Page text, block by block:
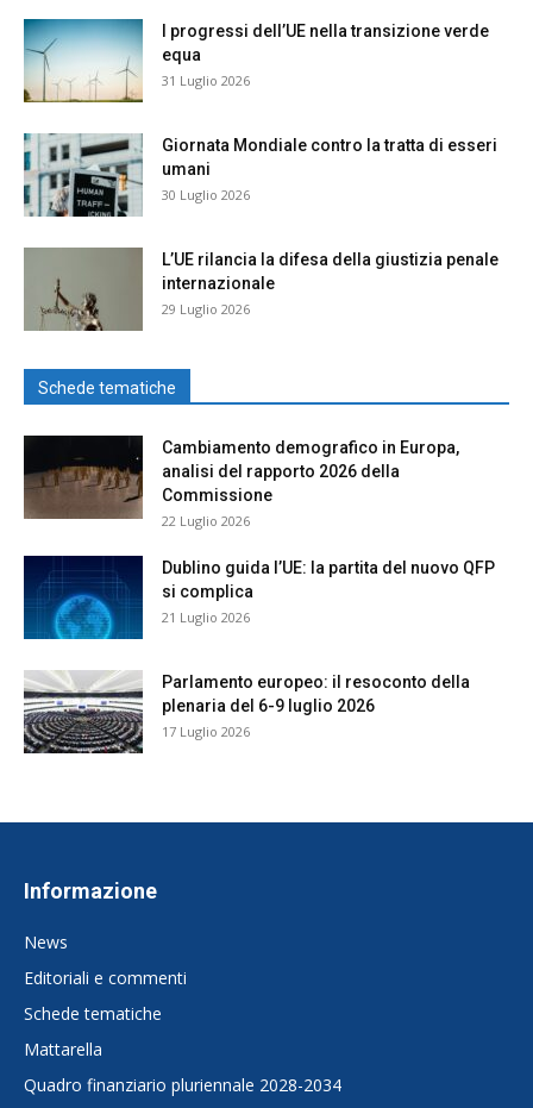
I progressi dell’UE nella transizione verde
equa
31 Luglio 2026
Giornata Mondiale contro la tratta di esseri
umani
30 Luglio 2026
L’UE rilancia la difesa della giustizia penale
internazionale
29 Luglio 2026
Schede tematiche
Cambiamento demografico in Europa,
analisi del rapporto 2026 della
Commissione
22 Luglio 2026
Dublino guida l’UE: la partita del nuovo QFP
si complica
21 Luglio 2026
Parlamento europeo: il resoconto della
plenaria del 6-9 luglio 2026
17 Luglio 2026
Informazione
News
Editoriali e commenti
Schede tematiche
Mattarella
Quadro finanziario pluriennale 2028-2034